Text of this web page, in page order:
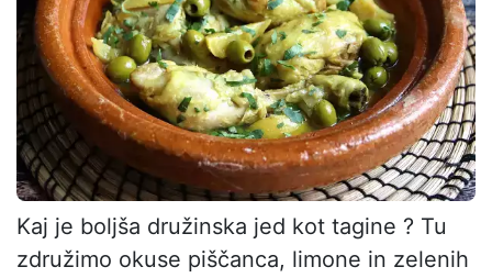
Kaj je boljša družinska jed kot tagine ? Tu
združimo okuse piščanca, limone in zelenih